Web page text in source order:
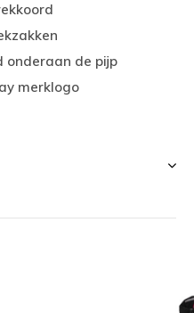
onderaan de pijp
merklogo